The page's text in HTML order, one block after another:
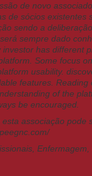
de novo
de sócios existentes
sendo a
sempre dado
has different
Some focus
usability.
features. Reading
of the
be encouraged.
associação pode
Enfermagem